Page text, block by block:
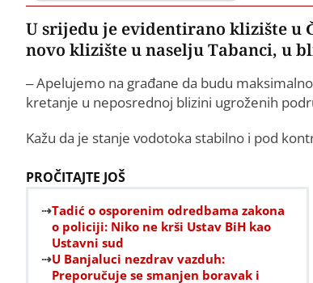
U srijedu je evidentirano klizište u
novo klizište u naselju Tabanci, u
– Apelujemo na građane da budu
kretanje u neposrednoj blizini ugroženih
Kažu da je stanje vodotoka stabilno i pod
PROČITAJTE JOŠ
Tadić o osporenim odredbama zakona
o policiji: Niko ne krši Ustav BiH kao
Ustavni sud
U Banjaluci nezdrav vazduh:
Preporučuje se smanjen boravak i